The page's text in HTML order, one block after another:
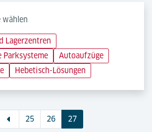
wählen
Lagerzentren
Parksysteme
Autoaufzüge
Hebetisch-Lösungen
25 26 27